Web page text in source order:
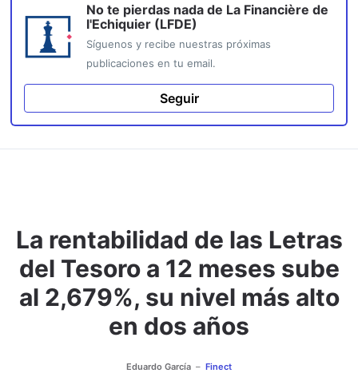
No te pierdas nada de La Financière de
l'Echiquier (LFDE)
Síguenos y recibe nuestras próximas
publicaciones en tu email.
Seguir
La rentabilidad de las Letras
del Tesoro a 12 meses sube
al 2,679%, su nivel más alto
en dos años
Eduardo García
Finect